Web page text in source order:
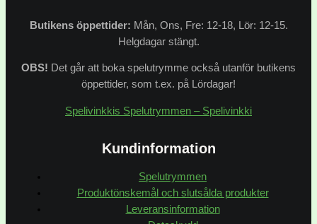
Butikens öppettider: Mån, Ons, Fre: 12-18, Lör: 12-15.
Helgdagar stängt.
OBS! Det går att boka spelutrymme också utanför butikens
öppettider, som t.ex. på Lördagar!
Spelivinkkis Spelutrymmen – Spelivinkki
Kundinformation
Spelutrymmen
Produktönskemål och slutsålda produkter
Leveransinformation